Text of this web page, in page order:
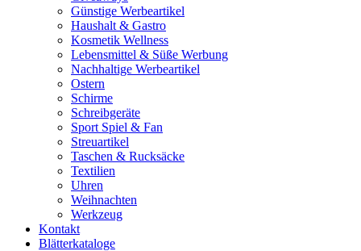
Günstige Werbeartikel
Haushalt & Gastro
Kosmetik Wellness
Lebensmittel & Süße Werbung
Nachhaltige Werbeartikel
Ostern
Schirme
Schreibgeräte
Sport Spiel & Fan
Streuartikel
Taschen & Rucksäcke
Textilien
Uhren
Weihnachten
Werkzeug
Kontakt
Blätterkataloge